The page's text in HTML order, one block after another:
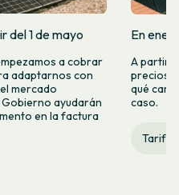
del 1 de mayo
a cobrar
adaptarnos con
mercado
ayudarán
en la factura
En
A partir
precios
qué
caso.